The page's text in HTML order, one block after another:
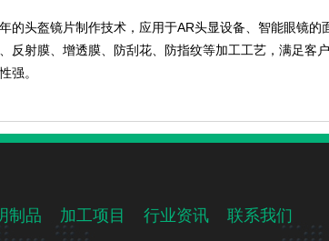
的头盔镜片制作技术，应用于AR头显设备、智能眼镜
反射膜、增透膜、防刮花、防指纹等加工工艺，满足客
强。
制品 加工项目 行业资讯 联系我们